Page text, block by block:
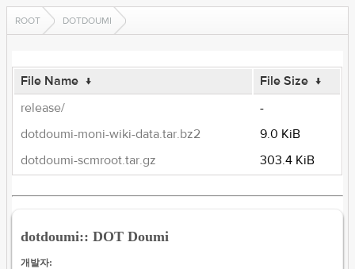
ROOT DOTDOUMI
File Name ↓ File Size ↓
release/
-
dotdoumi-moni-wiki-data.tar.bz2
9.0 KiB
dotdoumi-scmroot.tar.gz
303.4 KiB
dotdoumi:: DOT Doumi
개발자: